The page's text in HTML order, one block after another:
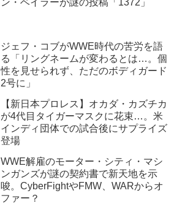
ン・ベイラーが謎の投稿「1372」
ジェフ・コブがWWE時代の苦労を語
る「リングネームが変わるとは…。個
性を見せられず、ただのボディガード
2号に」
【新日本プロレス】オカダ・カズチカ
が4代目タイガーマスクに花束…。米
インディ団体での試合後にサプライズ
登場
WWE解雇のモーター・シティ・マシ
ンガンズが謎の契約書で新天地を示
唆。CyberFightやFMW、WARからオ
ファー？